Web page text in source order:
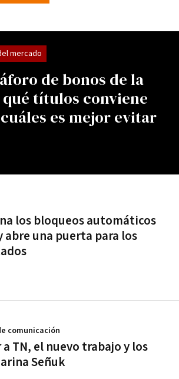
de bonos de la
títulos conviene
es mejor evitar
mercado
los bloqueos automáticos
abre una puerta para los
TN, el nuevo trabajo y los
Señuk
comunicación